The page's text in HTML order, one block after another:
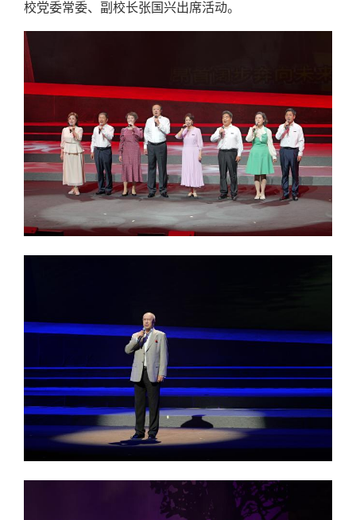
校党委常委、副校长张国兴出席活动。